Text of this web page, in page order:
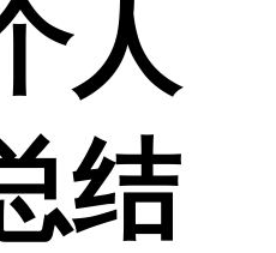
人
结